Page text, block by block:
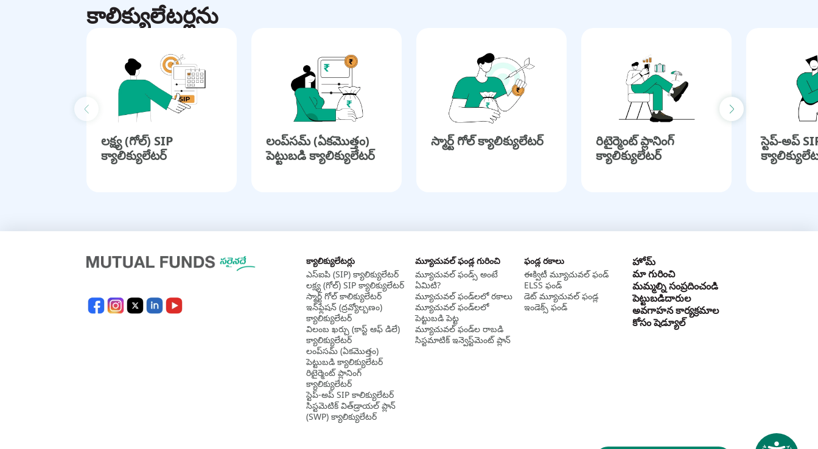
కాలిక్యులేటర్లను
లక్ష్య (గోల్) SIP
క్యాలిక్యులేటర్
లంప్‌సమ్ (ఏకమొత్తం)
పెట్టుబడి క్యాలిక్యులేటర్
స్మార్ట్ గోల్ క్యాలిక్యులేటర్
రిటైర్మెంట్ ప్లానింగ్
క్యాలిక్యులేటర్
స్టెప్-అప్
Previous slide Next slide
క్యాలిక్యులేటర్లు
ఎస్‌ఐపి (SIP) క్యాలిక్యులేటర్
లక్ష్య (గోల్) SIP క్యాలిక్యులేటర్
స్మార్ట్ గోల్ కాలిక్యులేటర్
ఇన్‌ఫ్లేషన్ (ద్రవ్యోల్బణం)
క్యాలిక్యులేటర్
విలంబ ఖర్చు (కాస్ట్ ఆఫ్ డిలే)
క్యాలిక్యులేటర్
లంప్‌సమ్ (ఏకమొత్తం)
పెట్టుబడి క్యాలిక్యులేటర్
రిటైర్మెంట్ ప్లానింగ్
క్యాలిక్యులేటర్
స్టెప్-అప్ SIP కాలిక్యులేటర్
సిస్టమెటిక్ విత్‌డ్రాయల్ ప్లాన్
(SWP) క్యాలిక్యులేటర్
మ్యూచువల్ ఫండ్ల గురించి
మ్యూచువల్ ఫండ్స్ అంటే
ఏమిటి?
మ్యూచువల్ ఫండ్‌లలో రకాలు
మ్యూచువల్ ఫండ్‌లలో
పెట్టుబడి పెట్ట
మ్యూచువల్ ఫండ్‌ల రాబడి
సిస్టమాటిక్ ఇన్వెస్ట్‌‌మెంట్ ప్లాన్
ఫండ్ల రకాలు
ఈక్విటీ మ్యూచువల్ ఫండ్
ELSS ఫండ్
డెట్ మ్యూచువల్ ఫండ్ల
ఇండెక్స్ ఫండ్
హోమ్
మా గురించి
మమ్మల్ని సంప్రదించండి
పెట్టుబడిదారుల
అవగాహన కార్యక్రమాల
కోసం షెడ్యూల్